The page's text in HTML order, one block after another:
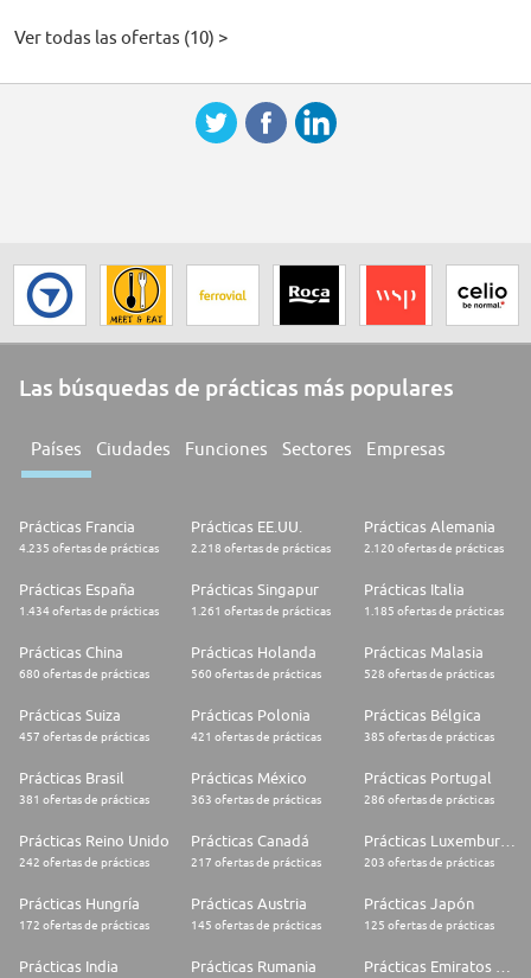
Ver todas las ofertas (10) >
Las búsquedas de prácticas más populares
Países Ciudades Funciones Sectores Empresas
Prácticas Francia
4.235 ofertas de prácticas
Prácticas EE.UU.
2.218 ofertas de prácticas
Prácticas Alemania
2.120 ofertas de prácticas
Prácticas España
1.434 ofertas de prácticas
Prácticas Singapur
1.261 ofertas de prácticas
Prácticas Italia
1.185 ofertas de prácticas
Prácticas China
680 ofertas de prácticas
Prácticas Holanda
560 ofertas de prácticas
Prácticas Malasia
528 ofertas de prácticas
Prácticas Suiza
457 ofertas de prácticas
Prácticas Polonia
421 ofertas de prácticas
Prácticas Bélgica
385 ofertas de prácticas
Prácticas Brasil
381 ofertas de prácticas
Prácticas México
363 ofertas de prácticas
Prácticas Portugal
286 ofertas de prácticas
Prácticas Reino Unido
242 ofertas de prácticas
Prácticas Canadá
217 ofertas de prácticas
Prácticas Luxemburgo
203 ofertas de prácticas
Prácticas Hungría
172 ofertas de prácticas
Prácticas Austria
145 ofertas de prácticas
Prácticas Japón
125 ofertas de prácticas
Prácticas India Prácticas Rumania